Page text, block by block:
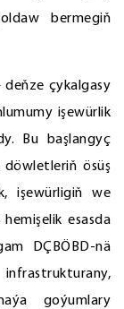
bermegiň
çykalgasy
işewürlik
Bu başlangyç
ösüş
işewürligiň we
esasda
DÇBÖBD-nä
goýumlary